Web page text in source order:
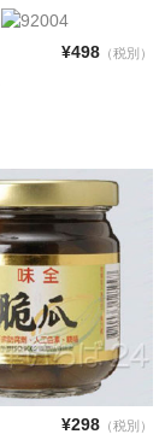
¥498（税別）
¥298（税別）